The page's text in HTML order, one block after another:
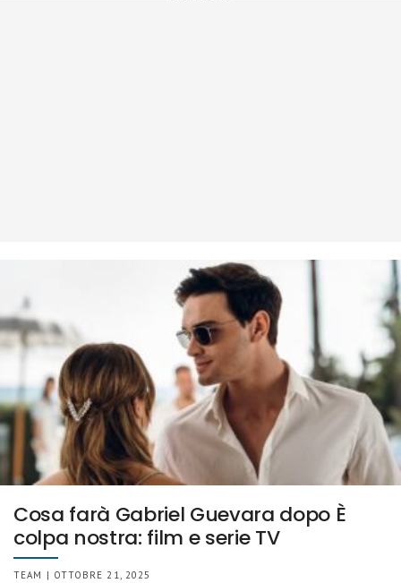
Cosa farà Gabriel Guevara dopo È
colpa nostra: film e serie TV
TEAM | OTTOBRE 21, 2025